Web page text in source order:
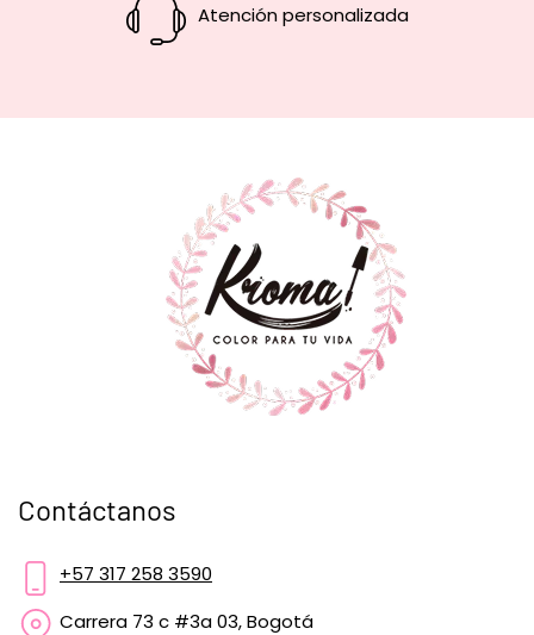
Atención personalizada
Contáctanos
+57 317 258 3590
Carrera 73 c #3a 03, Bogotá